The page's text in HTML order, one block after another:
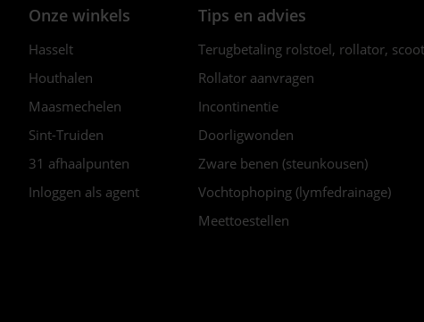
Onze winkels
Hasselt
Houthalen
Maasmechelen
Sint-Truiden
31 afhaalpunten
Inloggen als agent
Tips en advies
Terugbetaling rolstoel, rollator,
Rollator aanvragen
Incontinentie
Doorligwonden
Zware benen (steunkousen)
Vochtophoping (lymfedrainage)
Meettoestellen